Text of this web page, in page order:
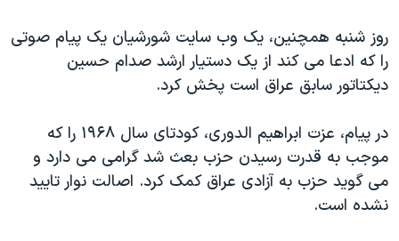
اعتراضات مردمی آبان ۹۸
اسرائیل در جنگ
همایش محافظه‌کاران آمریکا «سی‌پک»
صفحه‌های ویژه
سفر پرزیدنت ترامپ به چین
روز شنبه همچنین، یک وب سایت شورشیان یک پیام صوتی
را که ادعا می کند از یک دستیار ارشد صدام حسین
دیکتاتور سابق عراق است پخش کرد.
در پیام، عزت ابراهیم الدوری، کودتای سال ۱۹۶۸ را که
موجب به قدرت رسیدن حزب بعث شد گرامی می دارد و
می گوید حزب به آزادی عراق کمک کرد. اصالت نوار تایید
نشده است.